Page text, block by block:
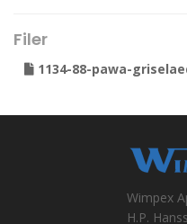
Filer
1134-88-pawa-
Wimpex
H.P.